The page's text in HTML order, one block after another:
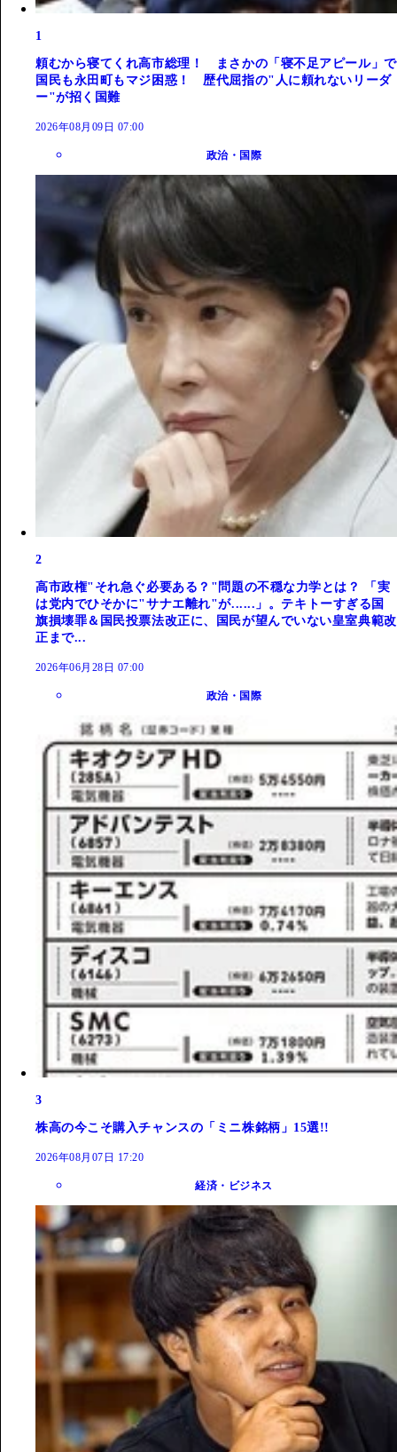
1
頼むから寝てくれ高市総理！ まさかの「寝不足アピール」で
国民も永田町もマジ困惑！ 歴代屈指の"人に頼れないリーダ
ー"が招く国難
2026年08月09日 07:00
政治・国際
2
高市政権"それ急ぐ必要ある？"問題の不穏な力学とは？ 「実
は党内でひそかに"サナエ離れ"が......」。テキトーすぎる国
旗損壊罪＆国民投票法改正に、国民が望んでいない皇室典範改
正まで...
2026年06月28日 07:00
政治・国際
3
株高の今こそ購入チャンスの「ミニ株銘柄」15選!!
2026年08月07日 17:20
経済・ビジネス